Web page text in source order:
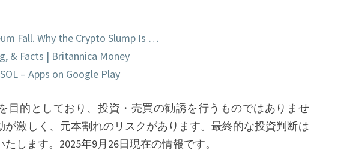
Fall. Why the Crypto Slump Is …
& Facts | Britannica Money
– Apps on Google Play
目的としており、投資・売買の勧誘を行うものではありませ
が激しく、元本割れのリスクがあります。最終的な投資判断は
します。2025年9月26日現在の情報です。